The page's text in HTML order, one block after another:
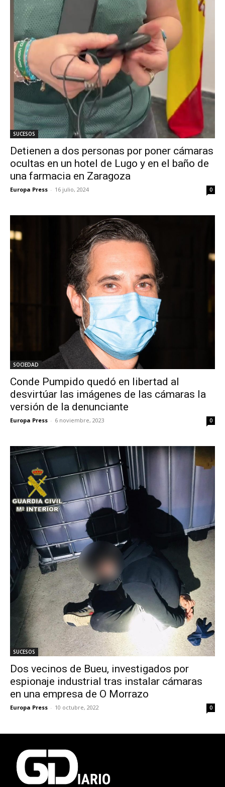
SUCESOS
Detienen a dos personas por poner cámaras
ocultas en un hotel de Lugo y en el baño de
una farmacia en Zaragoza
Europa Press - 16 julio, 2024 0
SOCIEDAD
Conde Pumpido quedó en libertad al
desvirtúar las imágenes de las cámaras la
versión de la denunciante
Europa Press - 6 noviembre, 2023 0
SUCESOS
Dos vecinos de Bueu, investigados por
espionaje industrial tras instalar cámaras
en una empresa de O Morrazo
Europa Press - 10 octubre, 2022 0